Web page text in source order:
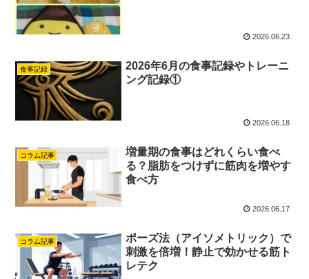
2026.06.23
食事記録
2026年6月の食事記録やトレーニ
ング記録①
2026.06.18
コラム記事
増量期の食事はどれくらい食べ
る？脂肪をつけずに筋肉を増やす
食べ方
2026.06.17
コラム記事
ポーズ法（アイソメトリック）で
刺激を倍増！静止で効かせる筋ト
レテク